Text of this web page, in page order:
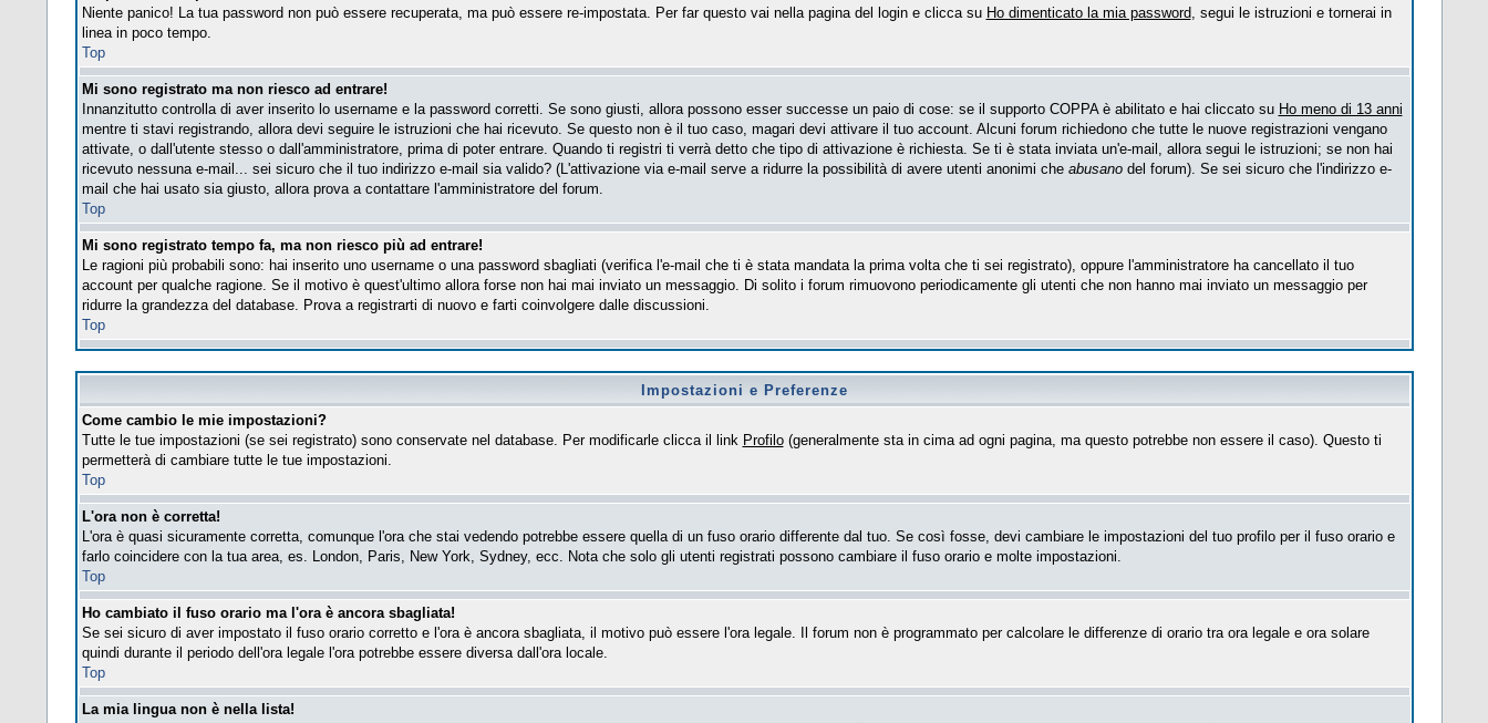
Niente panico! La tua password non può essere recuperata, ma può essere re-impostata. Per far questo vai nella pagina del login e clicca su Ho dimenticato la mia password, segui le istruzioni e tornerai in
linea in poco tempo.
Top
Mi sono registrato ma non riesco ad entrare!
Innanzitutto controlla di aver inserito lo username e la password corretti. Se sono giusti, allora possono esser successe un paio di cose: se il supporto COPPA è abilitato e hai cliccato su Ho meno di 13 anni
mentre ti stavi registrando, allora devi seguire le istruzioni che hai ricevuto. Se questo non è il tuo caso, magari devi attivare il tuo account. Alcuni forum richiedono che tutte le nuove registrazioni vengano
attivate, o dall'utente stesso o dall'amministratore, prima di poter entrare. Quando ti registri ti verrà detto che tipo di attivazione è richiesta. Se ti è stata inviata un'e-mail, allora segui le istruzioni; se non hai
ricevuto nessuna e-mail... sei sicuro che il tuo indirizzo e-mail sia valido? (L'attivazione via e-mail serve a ridurre la possibilità di avere utenti anonimi che abusanodel forum). Se sei sicuro che l'indirizzo e-
mail che hai usato sia giusto, allora prova a contattare l'amministratore del forum.
Top
Mi sono registrato tempo fa, ma non riesco più ad entrare!
Le ragioni più probabili sono: hai inserito uno username o una password sbagliati (verifica l'e-mail che ti è stata mandata la prima volta che ti sei registrato), oppure l'amministratore ha cancellato il tuo
account per qualche ragione. Se il motivo è quest'ultimo allora forse non hai mai inviato un messaggio. Di solito i forum rimuovono periodicamente gli utenti che non hanno mai inviato un messaggio per
ridurre la grandezza del database. Prova a registrarti di nuovo e farti coinvolgere dalle discussioni.
Top
Impostazioni e Preferenze
Come cambio le mie impostazioni?
Tutte le tue impostazioni (se sei registrato) sono conservate nel database. Per modificarle clicca il link Profilo(generalmente sta in cima ad ogni pagina, ma questo potrebbe non essere il caso). Questo ti
permetterà di cambiare tutte le tue impostazioni.
Top
L'ora non è corretta!
L'ora è quasi sicuramente corretta, comunque l'ora che stai vedendo potrebbe essere quella di un fuso orario differente dal tuo. Se così fosse, devi cambiare le impostazioni del tuo profilo per il fuso orario e
farlo coincidere con la tua area, es. London, Paris, New York, Sydney, ecc. Nota che solo gli utenti registrati possono cambiare il fuso orario e molte impostazioni.
Top
Ho cambiato il fuso orario ma l'ora è ancora sbagliata!
Se sei sicuro di aver impostato il fuso orario corretto e l'ora è ancora sbagliata, il motivo può essere l'ora legale. Il forum non è programmato per calcolare le differenze di orario tra ora legale e ora solare
quindi durante il periodo dell'ora legale l'ora potrebbe essere diversa dall'ora locale.
Top
La mia lingua non è nella lista!